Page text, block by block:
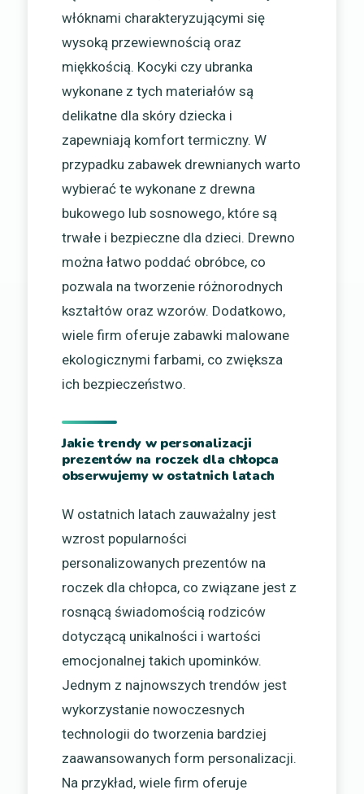
włóknami charakteryzującymi się
wysoką przewiewnością oraz
miękkością. Kocyki czy ubranka
wykonane z tych materiałów są
delikatne dla skóry dziecka i
zapewniają komfort termiczny. W
przypadku zabawek drewnianych warto
wybierać te wykonane z drewna
bukowego lub sosnowego, które są
trwałe i bezpieczne dla dzieci. Drewno
można łatwo poddać obróbce, co
pozwala na tworzenie różnorodnych
kształtów oraz wzorów. Dodatkowo,
wiele firm oferuje zabawki malowane
ekologicznymi farbami, co zwiększa
ich bezpieczeństwo.
Jakie trendy w personalizacji
prezentów na roczek dla chłopca
obserwujemy w ostatnich latach
W ostatnich latach zauważalny jest
wzrost popularności
personalizowanych prezentów na
roczek dla chłopca, co związane jest z
rosnącą świadomością rodziców
dotyczącą unikalności i wartości
emocjonalnej takich upominków.
Jednym z najnowszych trendów jest
wykorzystanie nowoczesnych
technologii do tworzenia bardziej
zaawansowanych form personalizacji.
Na przykład, wiele firm oferuje